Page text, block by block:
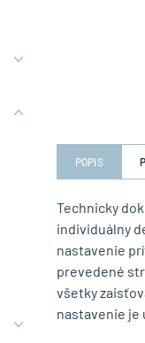
POPIS
Technicky
individuálny
nastavenie
prevedené
všetky
nastavenie je